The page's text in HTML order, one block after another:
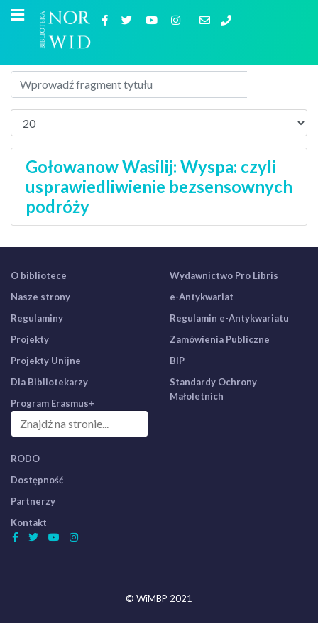
Gołowanow Wasilij: Wyspa: czyli
usprawiedliwienie bezsensownych
podróży
O bibliotece
Nasze strony
Regulaminy
Projekty
Projekty Unijne
Dla Bibliotekarzy
Program Erasmus+
Wydawnictwo Pro Libris
e-Antykwariat
Regulamin e-Antykwariatu
Zamówienia Publiczne
BIP
Standardy Ochrony
Małoletnich
RODO
Dostępność
Partnerzy
Kontakt
© WiMBP 2021